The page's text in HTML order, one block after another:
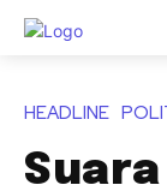
HEADLINE